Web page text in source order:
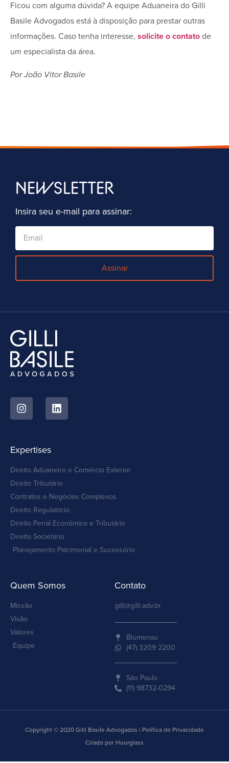
Ficou com alguma dúvida? A equipe Aduaneira do Gilli
Basile Advogados está à disposição para prestar outras
informações. Caso tenha interesse, solicite o contato de
um especialista da área.
Por João Vitor Basile
NEWSLETTER
Insira seu e-mail para assinar:
Assinar
Expertises
Direito Aduaneiro e Comércio Exterior
Direito Tributário
Contratos e Negócios Complexos
Direito Regulatório
Direito Penal Econômico e Tributário
Direito Societário
Planejamento Patrimonial e Sucessório
Quem Somos
Missão
Visão
Valores
Equipe
Contato
gilli@gilli.adv.br
Blumenau
(47) 3209 2200
São Paulo
(11) 98732-0294
Copyright © 2020 Gilli Basile Advogados | Política de Privacidade
Criado por Hourglass